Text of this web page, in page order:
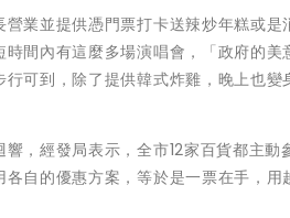
業並提供憑門票打卡送辣炒年糕或
間內有這麼多場演唱會，「政府的
可到，除了提供韓式炸雞，晚上也
，經發局表示，全市12家百貨都主
自的優惠方案，等於是一票在手，